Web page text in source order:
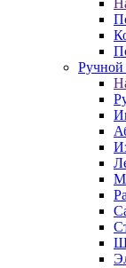
Ручной